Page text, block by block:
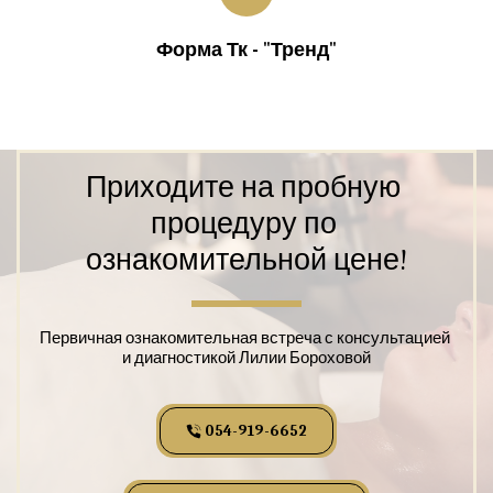
Форма Тк - "Тренд"
Приходите на пробную
процедуру по
ознакомительной цене!
Первичная ознакомительная встреча с консультацией
и диагностикой Лилии Бороховой
054-919-6652